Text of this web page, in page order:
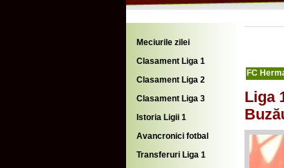
Meciurile zilei
Clasament Liga 1
Clasament Liga 2
Clasament Liga 3
Istoria Ligii 1
Avancronici fotbal
Transferuri Liga 1
FC
Liga